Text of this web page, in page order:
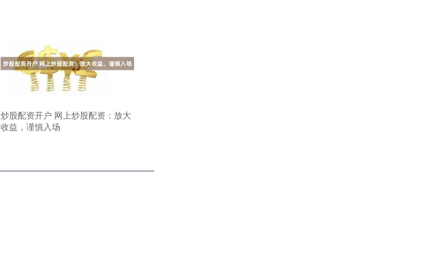
炒股配资开户 网上炒股配资：放大
收益，谨慎入场